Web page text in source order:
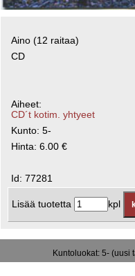
Aino (12 raitaa)
CD
Aiheet:
CD´t kotim. yhtyeet
Kunto: 5-
Hinta: 6.00 €
Id: 77281
Lisää tuotetta kpl
Kuntoluokat: 5- (uusi